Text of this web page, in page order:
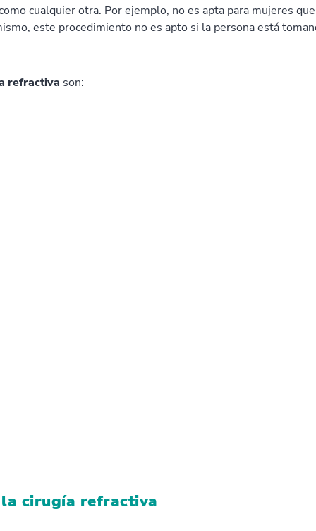
cualquier otra. Por ejemplo, no es apta para mujeres que
este procedimiento no es apto si la persona está
refractiva son:
cirugía refractiva